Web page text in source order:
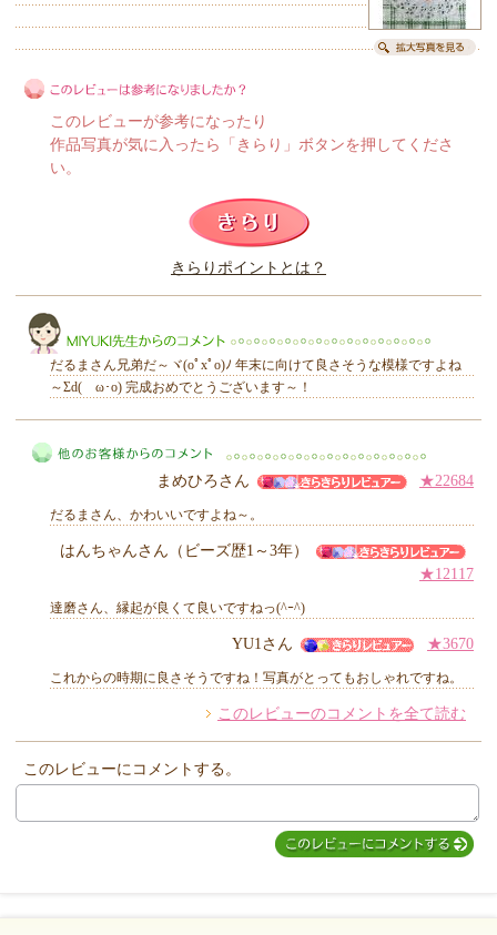
このレビューは参考になりましたか？
このレビューが参考になったり
作品写真が気に入ったら「きらり」ボタンを押してくださ
い。
きらりポイントとは？
MIYUKI先生からのコメント
だるまさん兄弟だ～ヾ(oﾟxﾟo)ﾉ 年末に向けて良さそうな模様ですよね
～Σd(ゝω･o) 完成おめでとうございます～！
他のお客様からのコメント
まめひろさん ★22684
だるまさん、かわいいですよね～。
はんちゃんさん（ビーズ歴1～3年）
★12117
達磨さん、縁起が良くて良いですねっ(^ｰ^)
YU1さん ★3670
これからの時期に良さそうですね！写真がとってもおしゃれですね。
このレビューのコメントを全て読む
このレビューにコメントする。